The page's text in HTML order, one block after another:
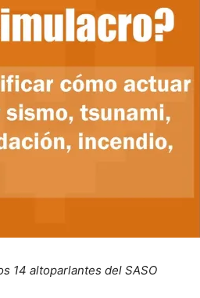
14 altoparlantes del SASO